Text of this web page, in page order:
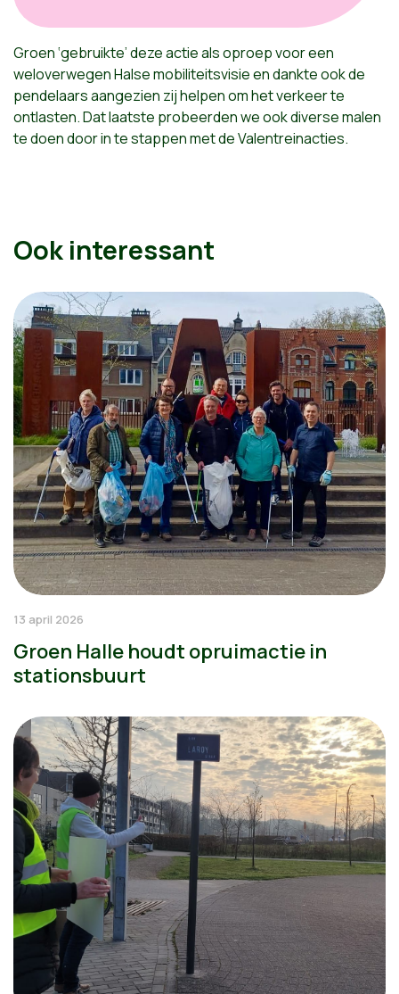
Groen ‘gebruikte’ deze actie als oproep voor een
weloverwegen Halse mobiliteitsvisie en dankte ook de
pendelaars aangezien zij helpen om het verkeer te
ontlasten. Dat laatste probeerden we ook diverse malen
te doen door in te stappen met de Valentreinacties.
Ook interessant
13 april 2026
Groen Halle houdt opruimactie in
stationsbuurt